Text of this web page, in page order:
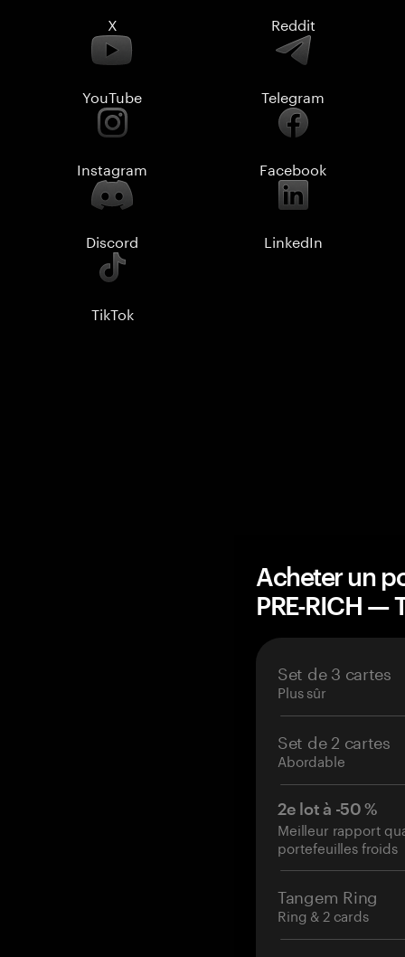
X Reddit
YouTube Telegram
Instagram Facebook
Discord LinkedIn
TikTok
Acheter un
PRE-RICH —
Set de 3 cartes
Plus sûr
Set de 2 cartes
Abordable
2e lot à -50 %
Meilleur rapport
portefeuilles froids
Tangem Ring
Ring & 2 cards